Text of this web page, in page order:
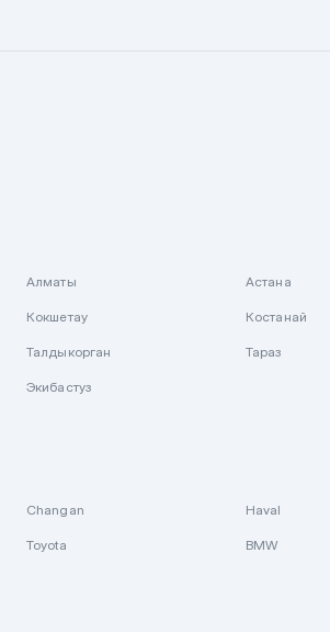
Алматы Астана
Кокшетау Костанай
Талдыкорган Тараз
Экибастуз
Changan Haval
Toyota BMW